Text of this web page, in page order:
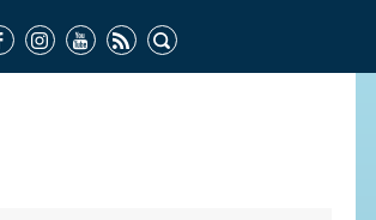
COMMISSIONI FEDERALI
ORGANI TERRITORIALI